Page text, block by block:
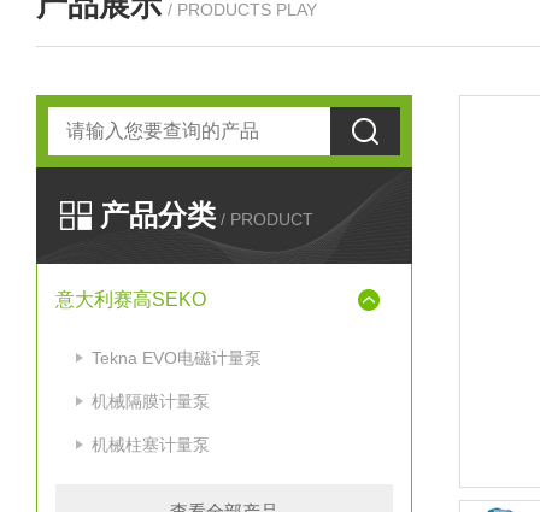
/ PRODUCTS PLAY
产品分类 / PRODUCT
意大利赛高SEKO
Tekna EVO电磁计量泵
机械隔膜计量泵
机械柱塞计量泵